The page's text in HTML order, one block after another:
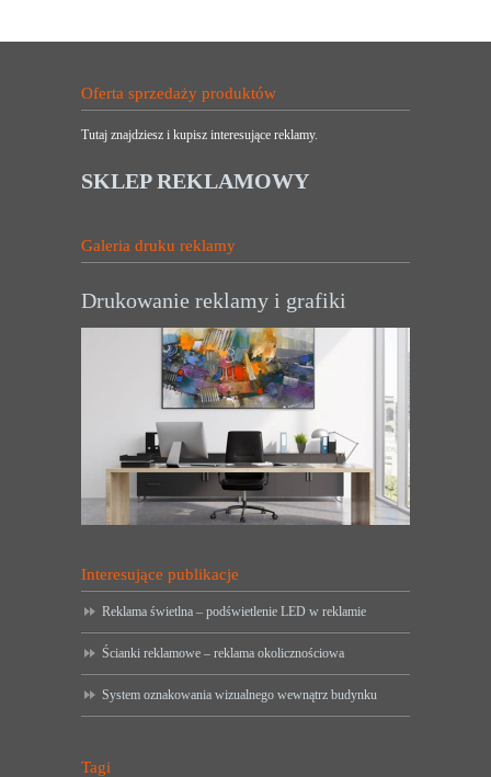
Oferta sprzedaży produktów
Tutaj znajdziesz i kupisz interesujące reklamy.
SKLEP REKLAMOWY
Galeria druku reklamy
Drukowanie reklamy i grafiki
Interesujące publikacje
Reklama świetlna – podświetlenie LED w reklamie
Ścianki reklamowe – reklama okolicznościowa
System oznakowania wizualnego wewnątrz budynku
Tagi